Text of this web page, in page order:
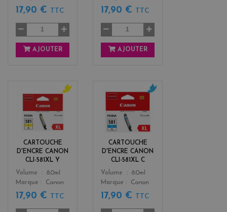
17,90 € TTC
AJOUTER
17,90 € TTC
AJOUTER
CARTOUCHE
D'ENCRE CANON
CLI-581XL Y
Color
l
o
w
Volume
8.0ml
Marque
Canon
17,90 € TTC
CARTOUCHE
D'ENCRE CANON
CLI-581XL C
Color
y
n
Volume
8.0ml
Marque
Canon
17,90 € TTC